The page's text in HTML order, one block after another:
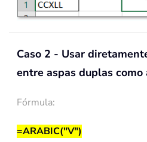
Caso 2 - Usar
entre aspas duplas
Fórmula:
=ARABIC("V")